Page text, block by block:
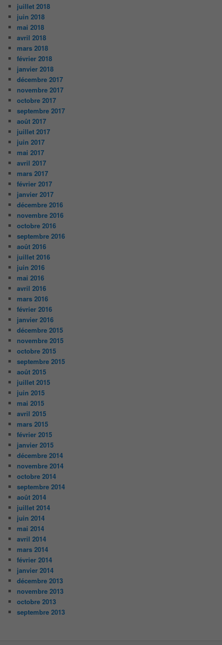
juillet 2018
juin 2018
mai 2018
avril 2018
mars 2018
février 2018
janvier 2018
décembre 2017
novembre 2017
octobre 2017
septembre 2017
août 2017
juillet 2017
juin 2017
mai 2017
avril 2017
mars 2017
février 2017
janvier 2017
décembre 2016
novembre 2016
octobre 2016
septembre 2016
août 2016
juillet 2016
juin 2016
mai 2016
avril 2016
mars 2016
février 2016
janvier 2016
décembre 2015
novembre 2015
octobre 2015
septembre 2015
août 2015
juillet 2015
juin 2015
mai 2015
avril 2015
mars 2015
février 2015
janvier 2015
décembre 2014
novembre 2014
octobre 2014
septembre 2014
août 2014
juillet 2014
juin 2014
mai 2014
avril 2014
mars 2014
février 2014
janvier 2014
décembre 2013
novembre 2013
octobre 2013
septembre 2013